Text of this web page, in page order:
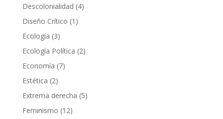
Descolonialidad 44
Diseño Crítico 1 1
Ecología 33
productos
Ecología Política 22
Economía 77
Estética 22
productos
Extrema derecha 55
Feminismo 1212